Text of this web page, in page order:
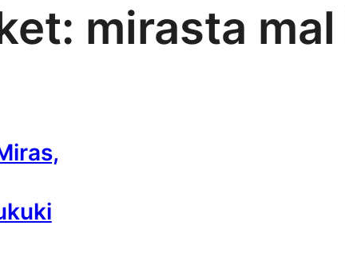
mirasta mal